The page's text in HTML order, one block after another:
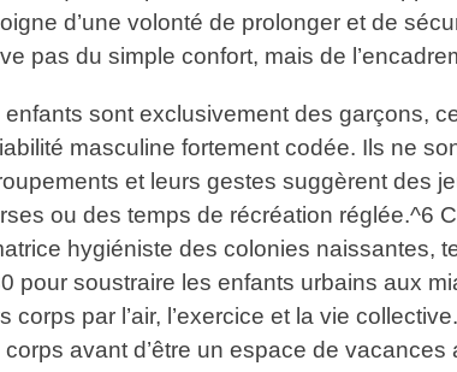
d’une volonté de prolonger et de
pas du simple confort, mais de
enfants sont exclusivement des garçons,
masculine fortement codée. Ils ne
et leurs gestes suggèrent des
ou des temps de récréation réglée.^6
hygiéniste des colonies naissantes,
pour soustraire les enfants urbains aux
corps par l’air, l’exercice et la vie
corps avant d’être un espace de